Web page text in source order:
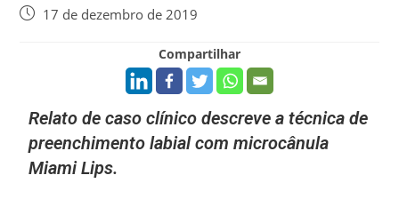
17 de dezembro de 2019
Compartilhar
Relato de caso clínico descreve a técnica de
preenchimento labial com microcânula
Miami Lips.